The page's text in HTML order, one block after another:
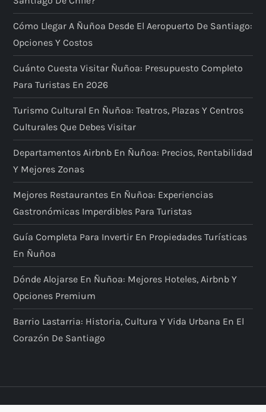
Cómo Llegar A Ñuñoa Desde El Aeropuerto De Santiago:
Opciones Y Costos
Cuánto Cuesta Visitar Ñuñoa: Presupuesto Completo
Para Turistas En 2026
Turismo Cultural En Ñuñoa: Teatros, Plazas Y Centros
Culturales Que Debes Visitar
Departamentos Airbnb En Ñuñoa: Precios, Rentabilidad
Y Mejores Zonas
Mejores Restaurantes En Ñuñoa: Experiencias
Gastronómicas Imperdibles Para Turistas
Guía Completa Para Invertir En Propiedades Turísticas
En Ñuñoa
Dónde Alojarse En Ñuñoa: Mejores Hoteles, Airbnb Y
Opciones Premium
Barrio Lastarria: Historia, Cultura Y Vida Urbana En El
Corazón De Santiago